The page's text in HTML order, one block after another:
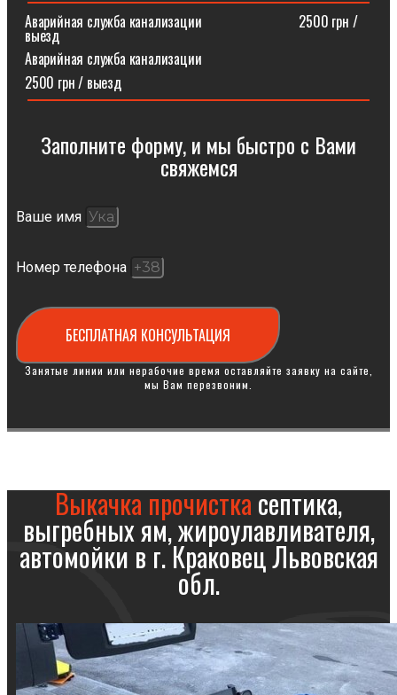
Аварийная служба канализации ⠀⠀⠀⠀⠀⠀⠀⠀⠀2500 грн /
выезд
Аварийная служба канализации
2500 грн / выезд
Заполните форму, и мы быстро с Вами
свяжемся​
Ваше имя
Номер телефона
БЕСПЛАТНАЯ КОНСУЛЬТАЦИЯ
Занятые линии или нерабочие время оставляйте заявку на сайте,
мы Вам перезвоним.
Выкачка прочисткасептика,
выгребных ям, жироулавливателя,
автомойки в г. Краковец Львовская
обл.